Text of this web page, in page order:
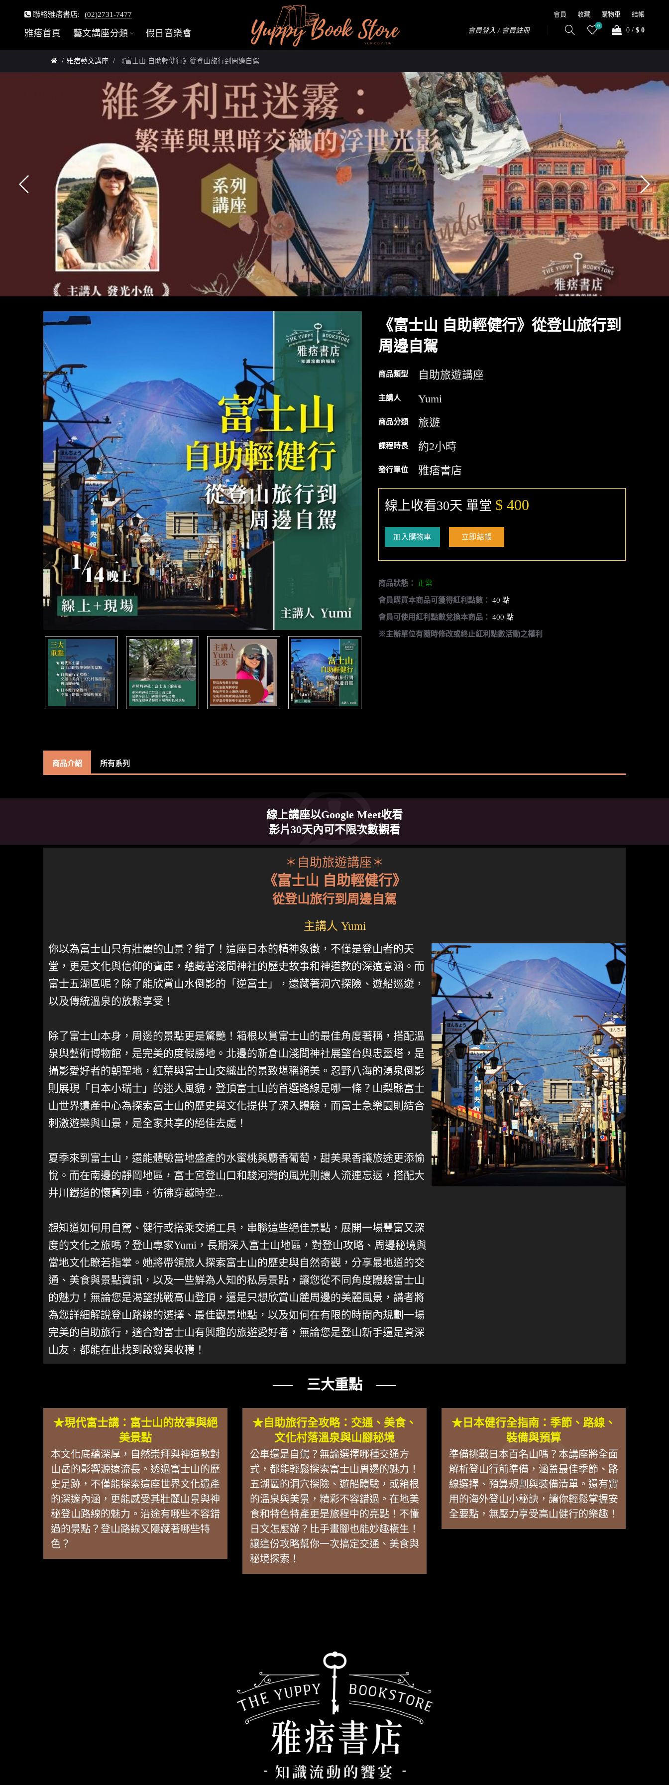
聯絡雅痞書店: (02)2731-7477
雅痞首頁 藝文講座分類 假日音樂會
會員 收藏 購物車 結帳
會員登入 / 會員註冊
0
0 / $ 0
雅痞藝文講座 《富士山 自助輕健行》從登山旅行到周邊自駕
《富士山 自助輕健行》從登山旅行到
周邊自駕
商品類型 自助旅遊講座
主講人 Yumi
商品分類 旅遊
課程時長 約2小時
發行單位 雅痞書店
線上收看30天 單堂 $ 400
加入購物車 立即結帳
商品狀態： 正常
會員購買本商品可獲得紅利點數： 40 點
會員可使用紅利點數兌換本商品： 400 點
※主辦單位有隨時修改或終止紅利點數活動之權利
商品介紹 所有系列
線上講座以Google Meet收看
影片30天內可不限次數觀看
＊自助旅遊講座＊
《富士山 自助輕健行》
從登山旅行到周邊自駕
主講人 Yumi
你以為富士山只有壯麗的山景？錯了！這座日本的精神象徵，不僅是登山者的天
堂，更是文化與信仰的寶庫，蘊藏著淺間神社的歷史故事和神道教的深遠意涵。而
富士五湖區呢？除了能欣賞山水倒影的「逆富士」，還藏著洞穴探險、遊船巡遊，
以及傳統溫泉的放鬆享受！
除了富士山本身，周邊的景點更是驚艷！箱根以賞富士山的最佳角度著稱，搭配溫
泉與藝術博物館，是完美的度假勝地。北邊的新倉山淺間神社展望台與忠靈塔，是
攝影愛好者的朝聖地，紅葉與富士山交織出的景致堪稱絕美。忍野八海的湧泉倒影
則展現「日本小瑞士」的迷人風貌，登頂富士山的首選路線是哪一條？山梨縣富士
山世界遺產中心為探索富士山的歷史與文化提供了深入體驗，而富士急樂園則結合
刺激遊樂與山景，是全家共享的絕佳去處！
夏季來到富士山，還能體驗當地盛產的水蜜桃與麝香葡萄，甜美果香讓旅途更添愉
悅。而在南邊的靜岡地區，富士宮登山口和駿河灣的風光則讓人流連忘返，搭配大
井川鐵道的懷舊列車，彷彿穿越時空...
想知道如何用自駕、健行或搭乘交通工具，串聯這些絕佳景點，展開一場豐富又深
度的文化之旅嗎？登山專家Yumi，長期深入富士山地區，對登山攻略、周邊秘境與
當地文化瞭若指掌。她將帶領旅人探索富士山的歷史與自然奇觀，分享最地道的交
通、美食與景點資訊，以及一些鮮為人知的私房景點，讓您從不同角度體驗富士山
的魅力！無論您是渴望挑戰高山登頂，還是只想欣賞山麓周邊的美麗風景，講者將
為您詳細解說登山路線的選擇、最佳觀景地點，以及如何在有限的時間內規劃一場
完美的自助旅行，適合對富士山有興趣的旅遊愛好者，無論您是登山新手還是資深
山友，都能在此找到啟發與收穫！
── 三大重點 ──
★現代富士講：富士山的故事與絕
美景點
本文化底蘊深厚，自然崇拜與神道教對
山岳的影響源遠流長。透過富士山的歷
史足跡，不僅能探索這座世界文化遺產
的深邃內涵，更能感受其壯麗山景與神
秘登山路線的魅力。沿途有哪些不容錯
過的景點？登山路線又隱藏著哪些特
色？
★自助旅行全攻略：交通、美食、
文化村落溫泉與山腳秘境
公車還是自駕？無論選擇哪種交通方
式，都能輕鬆探索富士山周邊的魅力！
五湖區的洞穴探險、遊船體驗，或箱根
的溫泉與美景，精彩不容錯過。在地美
食和特色特產更是旅程中的亮點！不懂
日文怎麼辦？比手畫腳也能妙趣橫生！
讓這份攻略幫你一次搞定交通、美食與
秘境探索！
★日本健行全指南：季節、路線、
裝備與預算
準備挑戰日本百名山嗎？本講座將全面
解析登山行前準備，涵蓋最佳季節、路
線選擇、預算規劃與裝備清單。還有實
用的海外登山小秘訣，讓你輕鬆掌握安
全要點，無壓力享受高山健行的樂趣！